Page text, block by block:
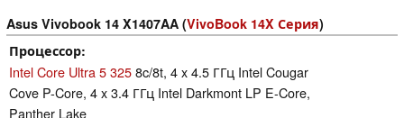
Asus Vivobook 14 X1407AA (VivoBook 14X Серия)
Процессор
Intel Core Ultra 5 3258c/8t, 4 x 4.5 ГГц Intel Cougar
Cove P-Core, 4 x 3.4 ГГц Intel Darkmont LP E-Core,
Panther Lake